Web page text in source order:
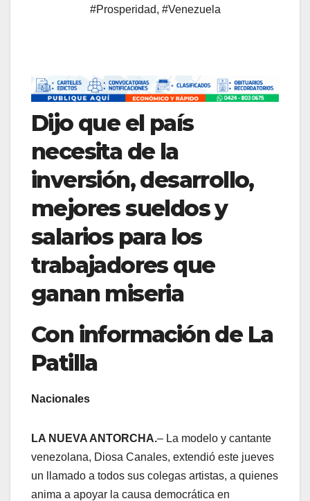
#Prosperidad, #Venezuela
Dijo que el país
necesita de la
inversión, desarrollo,
mejores sueldos y
salarios para los
trabajadores que
ganan miseria
Con información de La
Patilla
Nacionales
LA NUEVA ANTORCHA.– La modelo y cantante
venezolana, Diosa Canales, extendió este jueves
un llamado a todos sus colegas artistas, a quienes
anima a apoyar la causa democrática en